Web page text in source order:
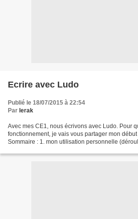
Ecrire avec Ludo
Publié le 18/07/2015 à 22:54
Par lerak
Avec mes CE1, nous écrivons avec Ludo. Pour
fonctionnement, je vais vous partager mon
Sommaire : 1. mon utilisation personnelle